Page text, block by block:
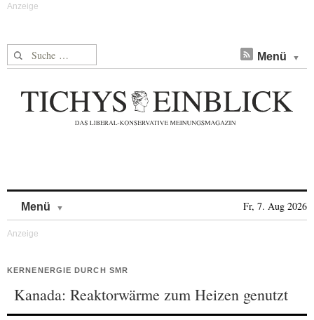
Suche nach: Menü
Menü Fr, 7. Aug 2026
KERNENERGIE DURCH SMR
Kanada: Reaktorwärme zum Heizen genutzt